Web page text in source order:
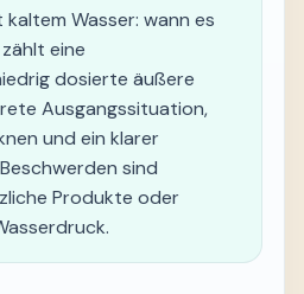
kaltem Wasser: wann es
eine
dosierte äußere
Ausgangssituation,
und ein klarer
sind
Produkte oder